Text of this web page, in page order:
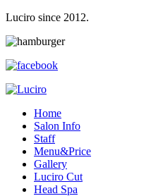
Luciro since 2012.
Home
Salon Info
Staff
Menu&Price
Gallery
Luciro Cut
Head Spa